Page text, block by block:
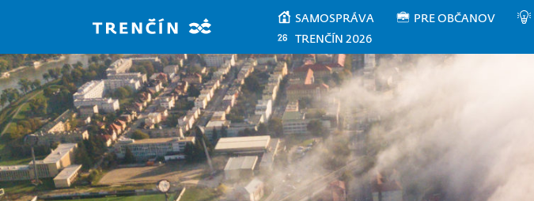
SAMOSPRÁVA PRE OBČANOV
TRENČÍN 2026